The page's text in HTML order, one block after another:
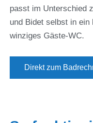
passt im Unterschied
und Bidet selbst in
winziges Gäste-WC.
Direkt zum